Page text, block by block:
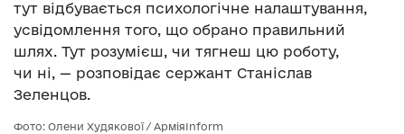
тут відбувається психологічне налаштування,
усвідомлення того, що обрано правильний
шлях. Тут розумієш, чи тягнеш цю роботу,
чи ні, — розповідає сержант Станіслав
Зеленцов.
Фото: Олени Худякової / АрміяInform